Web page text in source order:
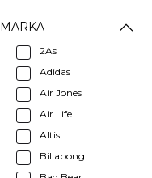
MARKA
2As
Adidas
Air Jones
Air Life
Altis
Billabong